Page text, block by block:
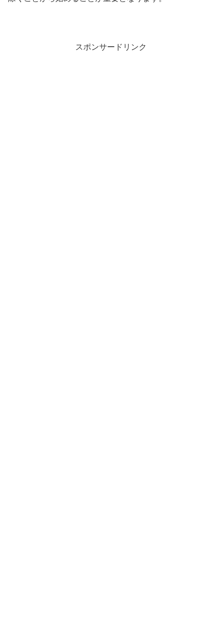
スポンサードリンク